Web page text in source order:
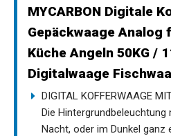
MYCARBON Digitale
Gepäckwaage
Küche Angeln 50KG /
Digitalwaage
DIGITAL KOFFERWAAGE
Die
Nacht, oder im Dunkel ganz